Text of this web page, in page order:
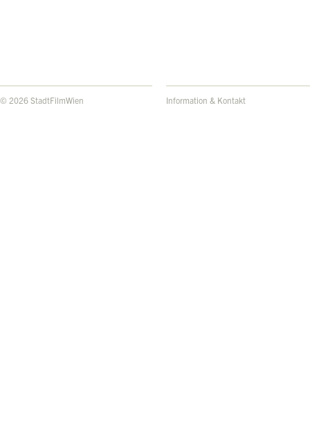
© 2026 StadtFilmWien Information & Kontakt